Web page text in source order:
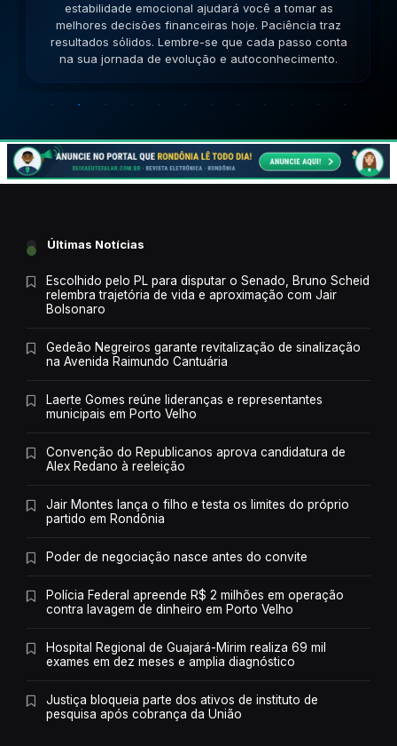
versatilidade é seu ponto forte; use-a para resolver
impasses de forma criativa. A versatilidade ajudará no
sucesso. Lembre-se que cada passo conta na sua
jornada de evolução e autoconhecimento.
Últimas Notícias
Escolhido pelo PL para disputar o Senado, Bruno Scheid
relembra trajetória de vida e aproximação com Jair
Bolsonaro
Gedeão Negreiros garante revitalização de sinalização
na Avenida Raimundo Cantuária
Laerte Gomes reúne lideranças e representantes
municipais em Porto Velho
Convenção do Republicanos aprova candidatura de
Alex Redano à reeleição
Jair Montes lança o filho e testa os limites do próprio
partido em Rondônia
Poder de negociação nasce antes do convite
Polícia Federal apreende R$ 2 milhões em operação
contra lavagem de dinheiro em Porto Velho
Hospital Regional de Guajará-Mirim realiza 69 mil
exames em dez meses e amplia diagnóstico
Justiça bloqueia parte dos ativos de instituto de
pesquisa após cobrança da União